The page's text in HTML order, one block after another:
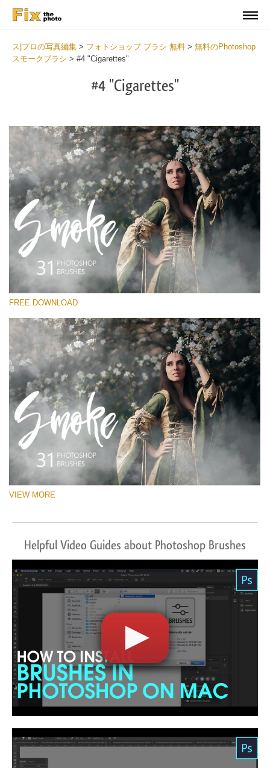
ス|プロの写真編集 > フォトショップ ブラシ 無料 > 無料のPhotoshop
スモークブラシ > #4 "Cigarettes"
#4 "Cigarettes"
選んでください
White Smoke
(31 Ps Brushes)
無料ダウンロード
FREE DOWNLOAD
VIEW MORE
Helpful Video Guides about Photoshop Brushes